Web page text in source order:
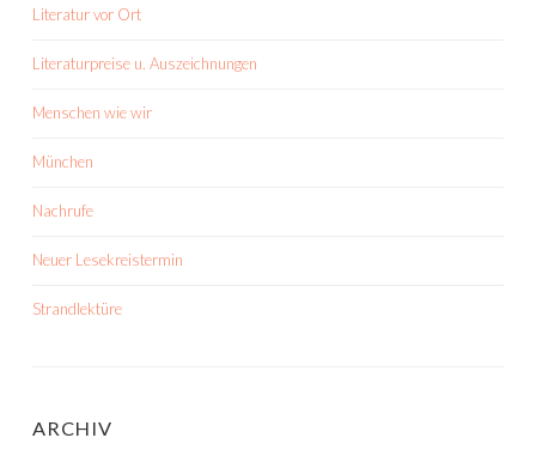
Literatur vor Ort
Literaturpreise u. Auszeichnungen
Menschen wie wir
München
Nachrufe
Neuer Lesekreistermin
Strandlektüre
ARCHIV